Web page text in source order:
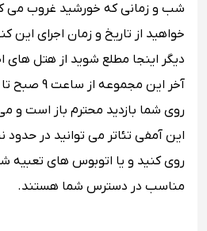
شب و زمانی که خورشید غروب می
خواهید از تاریخ و زمان اجرای این
دیگر اینجا مطلع شوید از هتل های
روی شما بازدید محترم باز است و
این آمفی تئاتر می توانید در
روی کنید و یا اتوبوس های تعبیه
مناسب در دسترس شما هستند.